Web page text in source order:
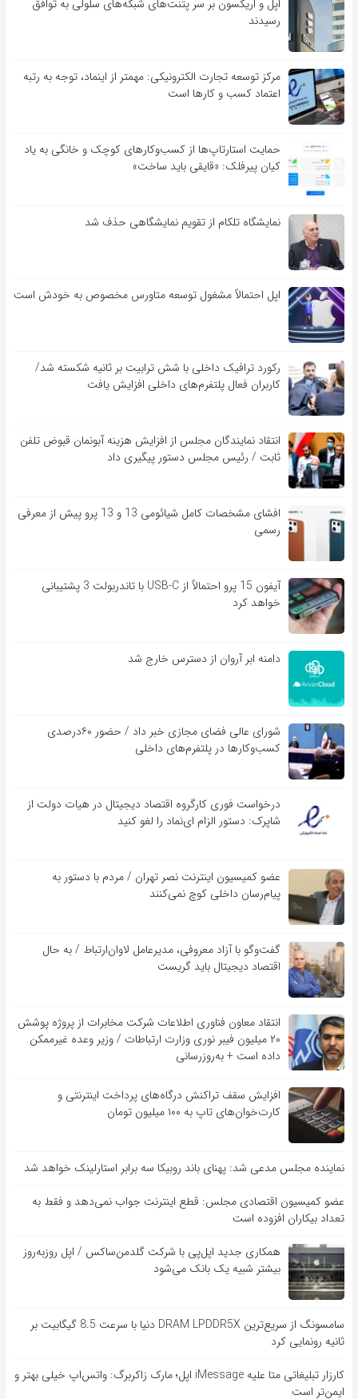
اپل و اریکسون بر سر پتنت‌های شبکه‌های سلولی به توافق
رسیدند
مرکز توسعه تجارت الکترونیکی: مهمتر از اینماد، توجه به رتبه
اعتماد کسب و کارها است
حمایت استارتاپ‌ها از کسب‌وکارهای کوچک و خانگی به یاد
کیان پیرفلک: «قایقی باید ساخت»
نمایشگاه تلکام از تقویم نمایشگاهی حذف شد
اپل احتمالاً مشغول توسعه متاورس مخصوص به خودش است
رکورد ترافیک داخلی با شش ترابیت بر ثانیه شکسته شد/
کاربران فعال پلتفرم‌های داخلی افزایش یافت
انتقاد نمایندگان مجلس از افزایش هزینه آبونمان قبوض تلفن
ثابت / رئیس مجلس دستور پیگیری داد
افشای مشخصات کامل شیائومی 13 و 13 پرو پیش از معرفی
رسمی
آیفون 15 پرو احتمالاً از USB-C با تاندربولت 3 پشتیبانی
خواهد کرد
دامنه ابر آروان از دسترس خارج شد
شورای عالی فضای مجازی خبر داد / حضور ۶۰درصدی
کسب‌و‌کارها در پلتفرم‌های داخلی
درخواست فوری کارگروه اقتصاد دیجیتال در هیات دولت از
شاپرک: دستور الزام ای‌نماد را لغو کنید
عضو کمیسیون اینترنت نصر تهران / مردم با دستور به
پیام‌رسان داخلی کوچ نمی‌کنند
گفت‌و‌گو با آزاد معروفی، مدیرعامل لاوان‌ارتباط / به حال
اقتصاد دیجیتال باید گریست
انتقاد معاون فناوری اطلاعات شرکت مخابرات از پروژه پوشش
۲۰ میلیون فیبر نوری وزارت ارتباطات / وزیر وعده غیرممکن
داده است + به‌روزرسانی
افزایش سقف تراکنش درگاه‌های پرداخت اینترنتی و
کارت‌خوان‌های تاپ به ۱۰۰ میلیون تومان
نماینده مجلس مدعی شد: پهنای باند روبیکا سه برابر استارلینک خواهد شد
عضو کمیسیون اقتصادی مجلس: قطع اینترنت جواب نمی‌دهد و فقط به
تعداد بیکاران افزوده است
همکاری جدید اپل‌پی با شرکت گلدمن‌ساکس / اپل روزبه‌روز
بیشتر شبیه یک بانک می‌شود
سامسونگ از سریع‌ترین DRAM LPDDR5X دنیا با سرعت 8.5 گیگابیت بر
ثانیه رونمایی کرد
کارزار تبلیغاتی متا علیه iMessage اپل؛ مارک زاکربرگ: واتس‌اپ خیلی بهتر و
ایمن‌تر است